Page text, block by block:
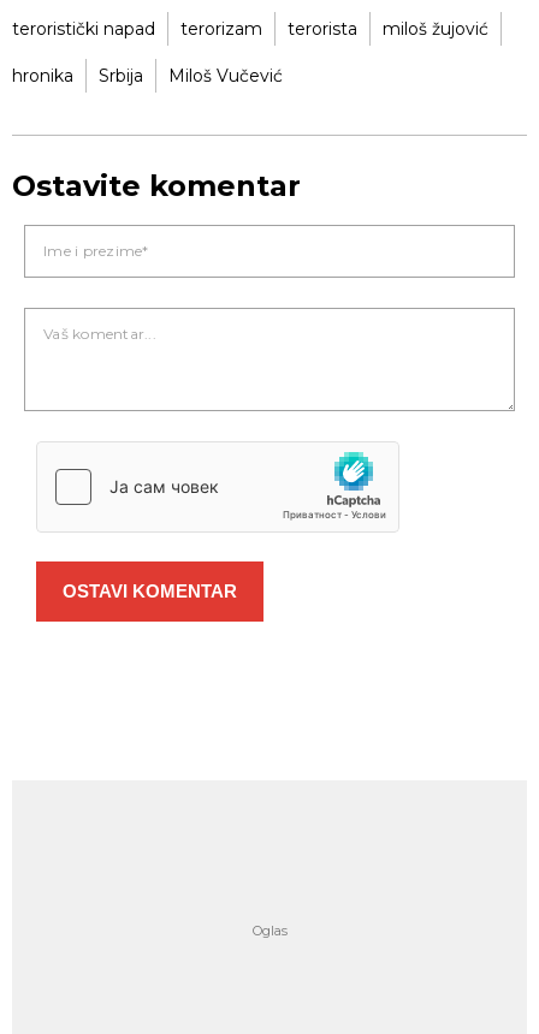
teroristički napad
terorizam terorista miloš žujović
hronika Srbija Miloš Vučević
Ostavite komentar
OSTAVI KOMENTAR